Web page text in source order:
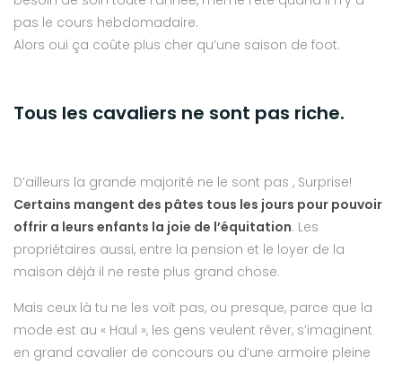
pas le cours hebdomadaire.
Alors oui ça coûte plus cher qu’une saison de foot.
Tous les cavaliers ne sont pas riche.
D’ailleurs la grande majorité ne le sont pas , Surprise!
Certains mangent des pâtes tous les jours pour pouvoir
offrir a leurs enfants la joie de l’équitation. Les
propriétaires aussi, entre la pension et le loyer de la
maison déjà il ne reste plus grand chose.
Mais ceux là tu ne les voit pas, ou presque, parce que la
mode est au « Haul », les gens veulent rêver, s’imaginent
en grand cavalier de concours ou d’une armoire pleine